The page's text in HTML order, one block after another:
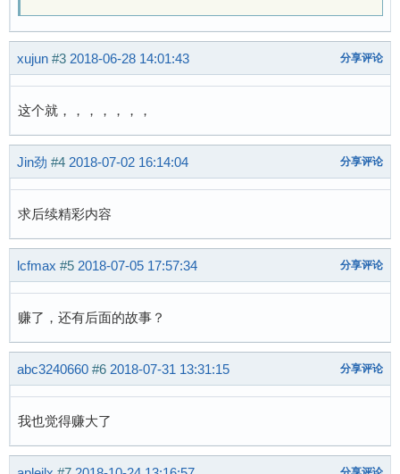
xujun #3 2018-06-28 14:01:43 分享评论
这个就，，，，，，，
Jin劲 #4 2018-07-02 16:14:04 分享评论
求后续精彩内容
lcfmax #5 2018-07-05 17:57:34 分享评论
赚了，还有后面的故事？
abc3240660 #6 2018-07-31 13:31:15 分享评论
我也觉得赚大了